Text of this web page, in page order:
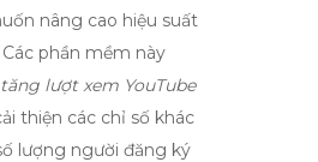
nâng cao hiệu suất
phần mềm này
tăng lượt xem YouTube
thiện các chỉ số khác
lượng người đăng ký